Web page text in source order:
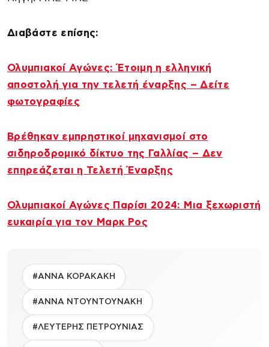
Διαβάστε επίσης:
Ολυμπιακοί Αγώνες: Έτοιμη η ελληνική
αποστολή για την τελετή έναρξης – Δείτε
φωτογραφίες
Βρέθηκαν εμπρηστικοί μηχανισμοί στο
σιδηροδρομικό δίκτυο της Γαλλίας – Δεν
επηρεάζεται η Τελετή Έναρξης
Ολυμπιακοί Αγώνες Παρίσι 2024: Μια ξεχωριστή
ευκαιρία για τον Μαρκ Ρος
#ΑΝΝΑ ΚΟΡΑΚΑΚΗ
#ΑΝΝΑ ΝΤΟΥΝΤΟΥΝΑΚΗ
#ΛΕΥΤΕΡΗΣ ΠΕΤΡΟΥΝΙΑΣ